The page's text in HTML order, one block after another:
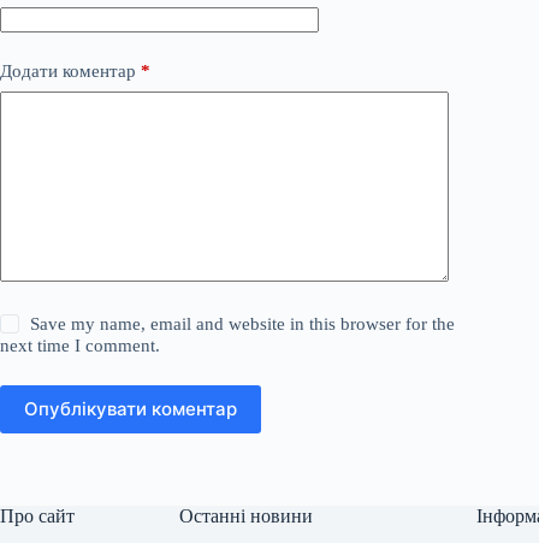
Додати коментар *
Save my name, email and website in this browser for the
next time I comment.
Опублікувати коментар
Про сайт Останні новини